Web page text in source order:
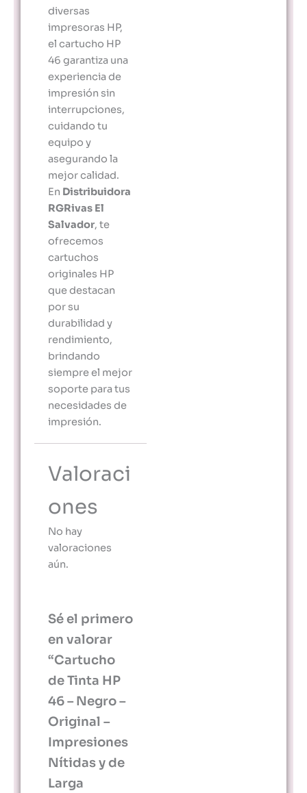
diversas
impresoras HP,
el cartucho HP
46 garantiza una
experiencia de
impresión sin
interrupciones,
cuidando tu
equipo y
asegurando la
mejor calidad.
En Distribuidora
RGRivas El
Salvador, te
ofrecemos
cartuchos
originales HP
que destacan
por su
durabilidad y
rendimiento,
brindando
siempre el mejor
soporte para tus
necesidades de
impresión.
Valoraci
ones
No hay
valoraciones
aún.
Sé el primero
en valorar
“Cartucho
de Tinta HP
46 – Negro –
Original –
Impresiones
Nítidas y de
Larga